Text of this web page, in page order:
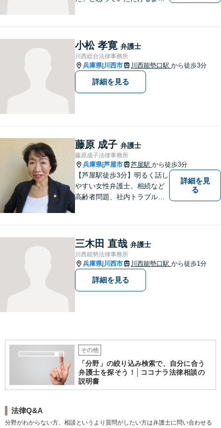
ことなく私にご相談くださ
い。
小松 孝寛 弁護士
川西総合法律事務所
兵庫県| 川西市 川西能勢口駅 から徒歩3分
詳細を見る
藤原 成子 弁護士
藤原成子法律事務所
兵庫県|芦屋市 芦屋駅 から徒歩3分
【芦屋駅徒歩3分】明るく話し
やすい女性弁護士。相続など
高齢者問題、社内トラブル
る方は、お気軽にご連絡下さ
い。【宅建士・行政書士資格
保持】
詳細を見
る
三木田 直哉 弁護士
川西能勢法律事務所
兵庫県| 川西市 川西能勢口駅 から徒歩1分
詳細を見る
その他
「分野」の絞り込み検索で、自分に合う
弁護士を探そう！│ココナラ法律相談の
説明書
法律Q&A
分野がわからない方、相談というより質問がしたい方は弁護士に問い合わせる